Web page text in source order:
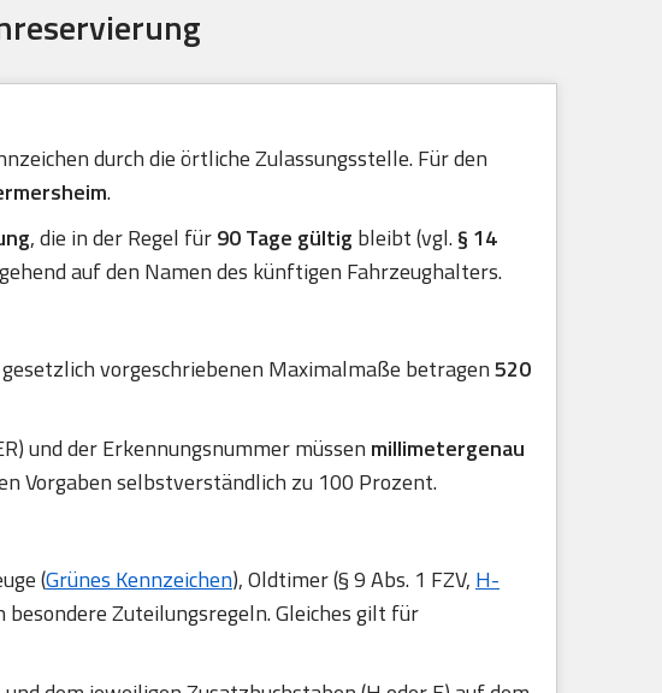
durch die örtliche Zulassungsstelle. Für den
.
, die in der Regel für90 Tage gültig bleibt (vgl.§ 14
auf den Namen des künftigen Fahrzeughalters.
vorgeschriebenen Maximalmaße betragen520
und der Erkennungsnummer müssen millimetergenau
Vorgaben selbstverständlich zu 100 Prozent.
(Grünes Kennzeichen), Oldtimer (§ 9 Abs. 1 FZV, H-
besondere Zuteilungsregeln. Gleiches gilt für